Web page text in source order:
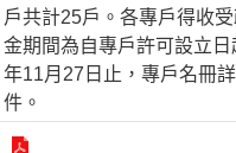
戶共計25戶。各專戶得收
金期間為自專戶許可設立日
年11月27日止，專戶名冊
件。